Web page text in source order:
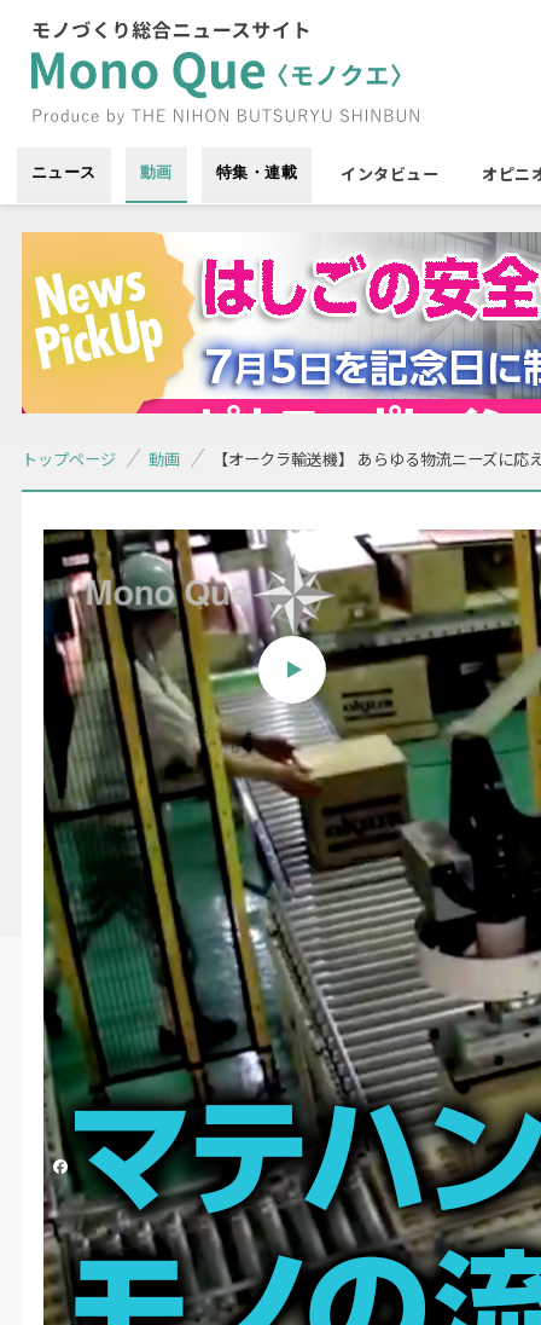
ニュース 動画 特集・連載 インタビュー オピニ
トップページ 動画 【オークラ輸送機】 あらゆる物流ニーズに
【オークラ輸送機】 あらゆる
物流ニーズに応える マテハン
ソリューション
投稿日時2020/11/12 08:29 更新日時2024/08/20 12:59
この動画へのお問い合わせ
シェアする
オークラ輸送機（株）
#マテハン・物流 #ロボット